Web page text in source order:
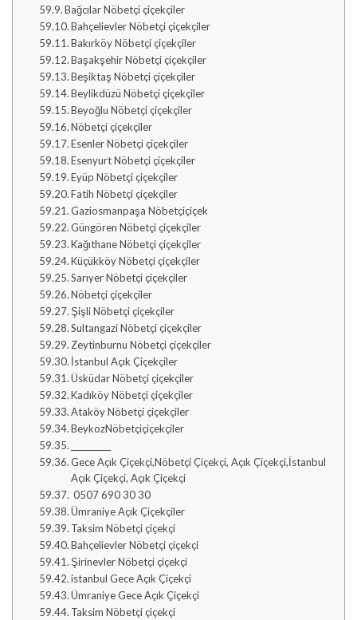
Bağcılar Nöbetçi çiçekçiler
Bahçelievler Nöbetçi çiçekçiler
Bakırköy Nöbetçi çiçekçiler
Başakşehir Nöbetçi çiçekçiler
Beşiktaş Nöbetçi çiçekçiler
Beylikdüzü Nöbetçi çiçekçiler
Beyoğlu Nöbetçi çiçekçiler
Nöbetçi çiçekçiler
Esenler Nöbetçi çiçekçiler
Esenyurt Nöbetçi çiçekçiler
Eyüp Nöbetçi çiçekçiler
Fatih Nöbetçi çiçekçiler
Gaziosmanpaşa Nöbetçiçiçek
Güngören Nöbetçi çiçekçiler
Kağıthane Nöbetçi çiçekçiler
Küçükköy Nöbetçi çiçekçiler
Sarıyer Nöbetçi çiçekçiler
Nöbetçi çiçekçiler
Şişli Nöbetçi çiçekçiler
Sultangazi Nöbetçi çiçekçiler
Zeytinburnu Nöbetçi çiçekçiler
İstanbul Açık Çiçekçiler
Üsküdar Nöbetçi çiçekçiler
Kadıköy Nöbetçi çiçekçiler
Ataköy Nöbetçi çiçekçiler
BeykozNöbetçiçiçekçiler
Gece Açık Çiçekçi,Nöbetçi Çiçekçi, Açık Çiçekçi,İstanbul
Açık Çiçekçi, Açık Çiçekçi
0507 690 30 30
Ümraniye Açık Çiçekçiler
Taksim Nöbetçi çiçekçi
Bahçelievler Nöbetçi çiçekçi
Şirinevler Nöbetçi çiçekçi
istanbul Gece Açık Çiçekçi
Ümraniye Gece Açık Çiçekçi
Taksim Nöbetçi çiçekçi